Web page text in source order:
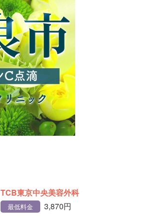
TCB東京中央美容外科
最低料金 3,870円